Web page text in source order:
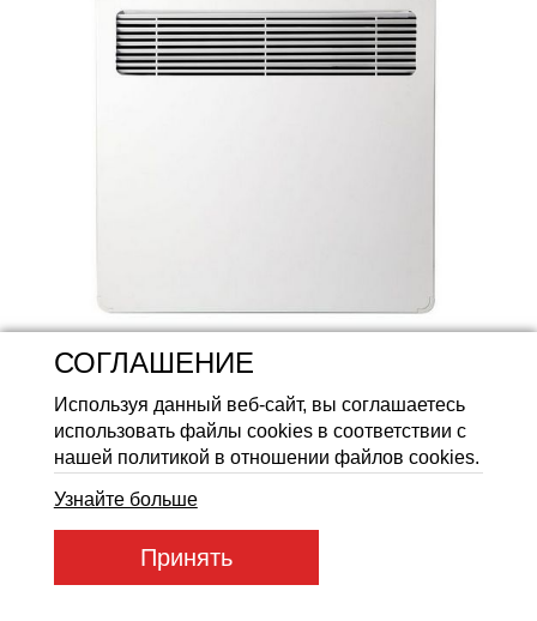
Тепловентиляторы
Готовые решения
96385
СОГЛАШЕНИЕ
Используя данный веб-сайт, вы соглашаетесь
использовать файлы cookies в соответствии с
нашей политикой в отношении файлов cookies.
Узнайте больше
Принять